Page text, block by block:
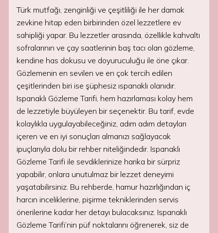
Türk mutfağı, zenginliği ve çeşitliliği ile her damak
zevkine hitap eden birbirinden özel lezzetlere ev
sahipliği yapar. Bu lezzetler arasında, özellikle kahvaltı
sofralarının ve çay saatlerinin baş tacı olan gözleme,
kendine has dokusu ve doyuruculuğu ile öne çıkar.
Gözlemenin en sevilen ve en çok tercih edilen
çeşitlerinden biri ise şüphesiz ıspanaklı olanıdır.
Ispanaklı Gözleme Tarifi, hem hazırlaması kolay hem
de lezzetiyle büyüleyen bir seçenektir. Bu tarif, evde
kolaylıkla uygulayabileceğiniz, adım adım detayları
içeren ve en iyi sonuçları almanızı sağlayacak
ipuçlarıyla dolu bir rehber niteliğindedir. Ispanaklı
Gözleme Tarifi ile sevdiklerinize harika bir sürpriz
yapabilir, onlara unutulmaz bir lezzet deneyimi
yaşatabilirsiniz. Bu rehberde, hamur hazırlığından iç
harcın inceliklerine, pişirme tekniklerinden servis
önerilerine kadar her detayı bulacaksınız. Ispanaklı
Gözleme Tarifi’nin püf noktalarını öğrenerek, siz de